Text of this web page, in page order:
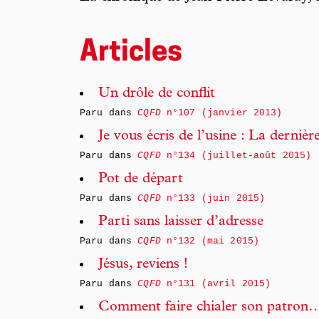
Articles
Un drôle de conflit
Paru dansCQFDn°107 (janvier 2013)
Je vous écris de l’usine : La
Paru dansCQFDn°134 (juillet-août 2015)
Pot de départ
Paru dansCQFDn°133 (juin 2015)
Parti sans laisser d’adresse
Paru dansCQFDn°132 (mai 2015)
Jésus, reviens !
Paru dansCQFDn°131 (avril 2015)
Comment faire chialer son